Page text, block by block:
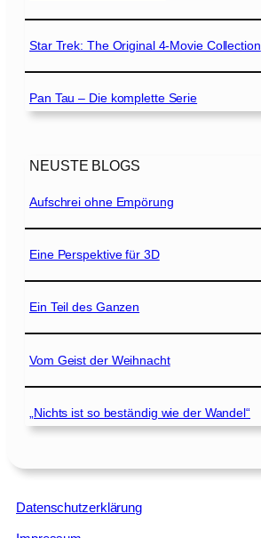
Star Trek: The Original 4-Movie Collection
Pan Tau – Die komplette Serie
NEUSTE BLOGS
Aufschrei ohne Empörung
Eine Perspektive für 3D
Ein Teil des Ganzen
Vom Geist der Weihnacht
„Nichts ist so beständig wie der Wandel“
Datenschutzerklärung